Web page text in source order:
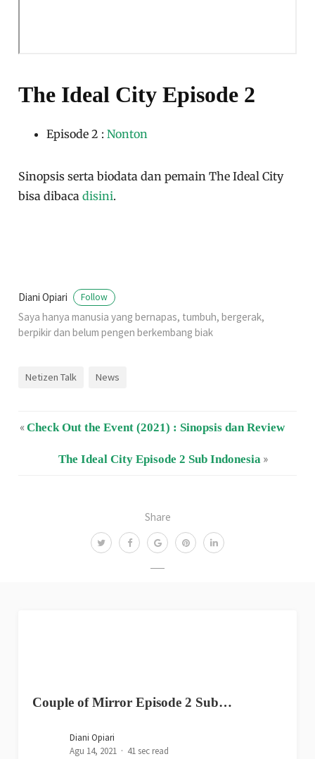
Share
The Ideal City Episode 2
Episode 2 :Nonton
Sinopsis serta biodata dan pemain The Ideal City
bisa dibacadisini.
Diani Opiari Follow
Saya hanya manusia yang bernapas, tumbuh, bergerak,
berpikir dan belum pengen berkembang biak
Netizen Talk News
«Check Out the Event (2021) : Sinopsis dan Review
The Ideal City Episode 2 Sub Indonesia»
Couple of Mirror Episode 2 Sub…
Diani Opiari
Agu 14, 2021
41 sec read